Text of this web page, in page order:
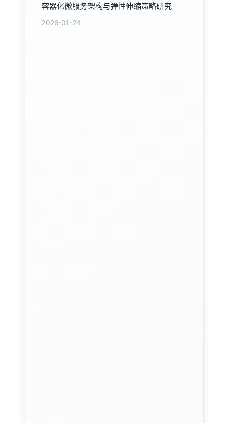
容器化微服务架构与弹性伸缩策略研究
2026-01-24